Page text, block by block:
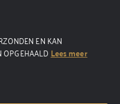
EN KAN
Lees meer